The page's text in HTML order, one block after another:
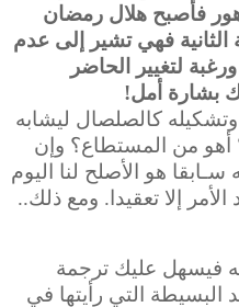
فأصبح هلال رمضان
الثانية فهي تشير إلى عدم
لتغيير الحاضر
بشارة أمل!
كالصلصال ليشابه
من المستطاع؟ وإن
هو الأصلح لنا اليوم
إلا تعقيدا. ومع ذلك..
فيسهل عليك ترجمة
التي رأيتها في